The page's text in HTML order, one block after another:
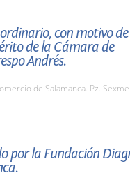
con motivo
de la Cámara de
Andrés.
de Salamanca. Pz.
por la Fundación